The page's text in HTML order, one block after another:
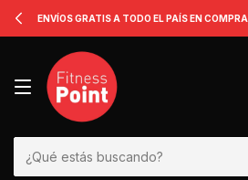
ENVÍOS GRATIS A TODO EL PAÍS EN